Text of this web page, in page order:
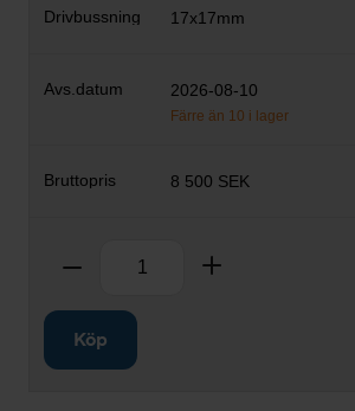
17x17mm
2026-08-10
Färre än 10 i lager
8 500 SEK
Ta bort
Köp